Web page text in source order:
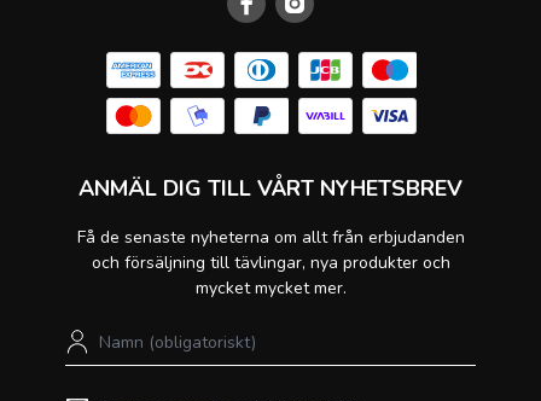
ANMÄL DIG TILL VÅRT NYHETSBREV
Få de senaste nyheterna om allt från erbjudanden
och försäljning till tävlingar, nya produkter och
mycket mycket mer.